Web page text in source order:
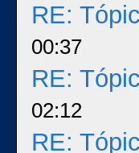
RE:
00:37
RE:
02:12
RE: